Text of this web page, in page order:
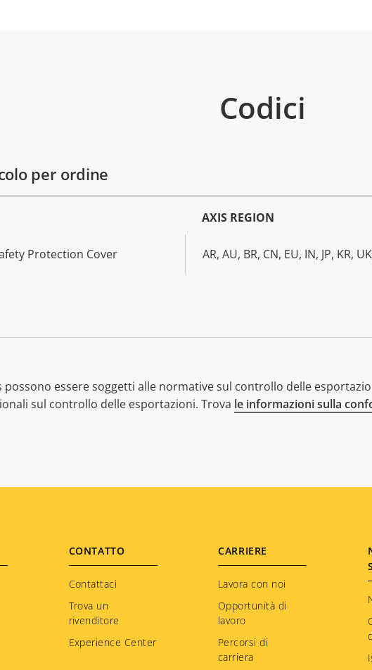
Codici
per ordine
AXIS REGION
Protection Cover AR, AU, BR, CN, EU, IN, JP, KR,
possono essere soggetti alle normative sul controllo delle
sul controllo delle esportazioni. Trova le informazioni sulla
CONTATTO
Contattaci
Trova un
rivenditore
Experience Center
CARRIERE
Lavora con noi
Opportunità di
lavoro
Percorsi di
carriera